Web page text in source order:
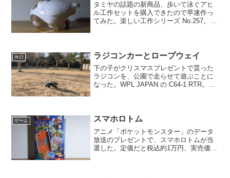
タミヤの話題の新商品、歩いて泳ぐアヒ
ル工作セットを購入できたので早速作っ
てみた。楽しい工作シリーズ No.257。駿
ックス。単4...
休日 ラジコンカーとロープウェイ
下の子がクリスマスプレゼントで貰った
ラジコンを、公園で走らせて遊ぶことに
なった。WPL JAPAN の C64-1 RTR。サ
て進む...
ゲーム スマホロトム
アニメ「ポケットモンスター」のデータ
放送のプレゼントで、スマホロトムが当
選した。定価だと税込約1万円、実売価格